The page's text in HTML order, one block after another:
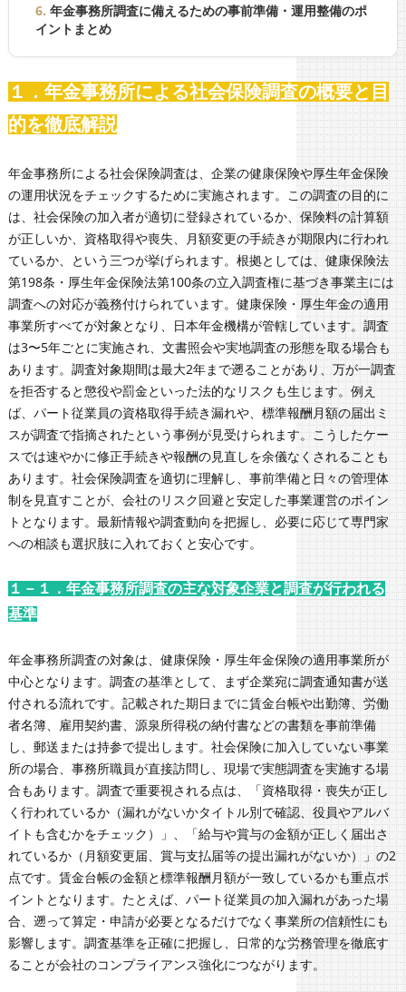
年金事務所調査に備えるための事前準備・運用整備のポ
イントまとめ
１．年金事務所による社会保険調査の概要と目
的を徹底解説
年金事務所による社会保険調査は、企業の健康保険や厚生年金保険
の運用状況をチェックするために実施されます。この調査の目的に
は、社会保険の加入者が適切に登録されているか、保険料の計算額
が正しいか、資格取得や喪失、月額変更の手続きが期限内に行われ
ているか、という三つが挙げられます。根拠としては、健康保険法
第198条・厚生年金保険法第100条の立入調査権に基づき事業主には
調査への対応が義務付けられています。健康保険・厚生年金の適用
事業所すべてが対象となり、日本年金機構が管轄しています。調査
は3〜5年ごとに実施され、文書照会や実地調査の形態を取る場合も
あります。調査対象期間は最大2年まで遡ることがあり、万が一調査
を拒否すると懲役や罰金といった法的なリスクも生じます。例え
ば、パート従業員の資格取得手続き漏れや、標準報酬月額の届出ミ
スが調査で指摘されたという事例が見受けられます。こうしたケー
スでは速やかに修正手続きや報酬の見直しを余儀なくされることも
あります。社会保険調査を適切に理解し、事前準備と日々の管理体
制を見直すことが、会社のリスク回避と安定した事業運営のポイン
トとなります。最新情報や調査動向を把握し、必要に応じて専門家
への相談も選択肢に入れておくと安心です。
１－１．年金事務所調査の主な対象企業と調査が行われる
基準
年金事務所調査の対象は、健康保険・厚生年金保険の適用事業所が
中心となります。調査の基準として、まず企業宛に調査通知書が送
付される流れです。記載された期日までに賃金台帳や出勤簿、労働
者名簿、雇用契約書、源泉所得税の納付書などの書類を事前準備
し、郵送または持参で提出します。社会保険に加入していない事業
所の場合、事務所職員が直接訪問し、現場で実態調査を実施する場
合もあります。調査で重要視される点は、「資格取得・喪失が正し
く行われているか（漏れがないかタイトル別で確認、役員やアルバ
イトも含むかをチェック）」、「給与や賞与の金額が正しく届出さ
れているか（月額変更届、賞与支払届等の提出漏れがないか）」の2
点です。賃金台帳の金額と標準報酬月額が一致しているかも重点ポ
イントとなります。たとえば、パート従業員の加入漏れがあった場
合、遡って算定・申請が必要となるだけでなく事業所の信頼性にも
影響します。調査基準を正確に把握し、日常的な労務管理を徹底す
ることが会社のコンプライアンス強化につながります。